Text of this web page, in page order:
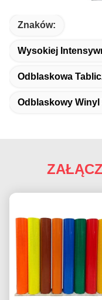
Znaków:
Wysokiej
Odblaskowa
Odblaskowy Winyl